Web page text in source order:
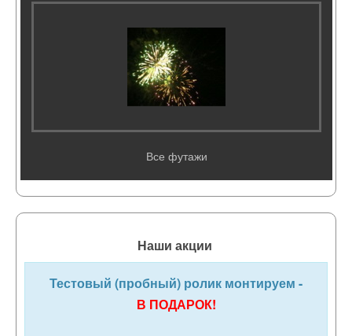
Все футажи
Наши акции
Тестовый (пробный) ролик монтируем -
В ПОДАРОК!